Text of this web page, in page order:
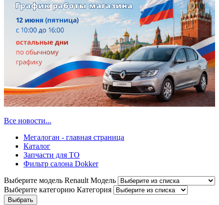
Все новости...
Мегалоган - главная страница
Каталог
Запчасти для ТО
Фильтр салона Dokker
Выберите модель Renault Модель
Выберите категорию Категория